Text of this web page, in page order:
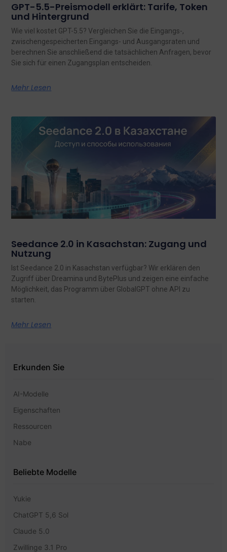
GPT-5.5-Preismodell erklärt: Tarife, Token
und Hintergrund
Wie viel kostet GPT-5.5? Vergleichen Sie die Eingangs-,
zwischengespeicherten Eingangs- und Ausgangsraten und
berechnen Sie anschließend die tatsächlichen Anfragen, bevor
Sie sich für einen Zugangsplan entscheiden.
Mehr Lesen
Seedance 2.0 in Kasachstan: Zugang und
Nutzung
Ist Seedance 2.0 in Kasachstan verfügbar? Wir erklären den
Zugriff über Dreamina und BytePlus und zeigen eine einfache
Möglichkeit, das Programm über GlobalGPT ohne API zu
starten.
Mehr Lesen
Erkunden Sie
AI-Modelle
Eigenschaften
Ressourcen
Nabe
Beliebte Modelle
Yukie
ChatGPT 5,6 Sol
Claude 5.0
Zwillinge 3.1 Pro